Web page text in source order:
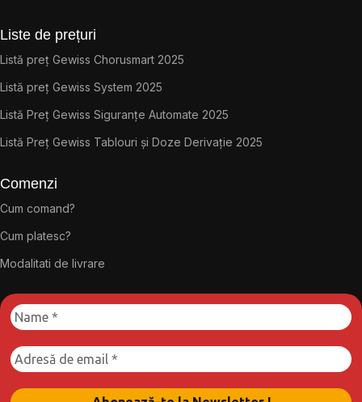
Liste de prețuri
Listă preț Gewiss Chorusmart 2025
Listă preț Gewiss System 2025
Listă Preț Gewiss Siguranțe Automate 2025
Listă Preț Gewiss Tablouri și Doze Derivație 2025
Comenzi
Cum comand?
Cum platesc?
Modalitati de livrare